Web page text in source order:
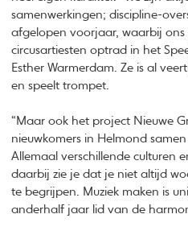
samenwerkingen; discipline-
afgelopen voorjaar, waarbij ons
circusartiesten optrad in het
Esther Warmerdam. Ze is al
en speelt trompet.
“Maar ook het project Nieuwe
nieuwkomers in Helmond
Allemaal verschillende culturen
daarbij zie je dat je niet altijd
te begrijpen. Muziek maken is
anderhalf jaar lid van de